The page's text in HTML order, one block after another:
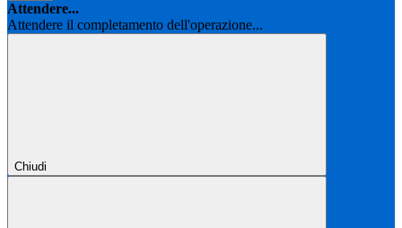
Attendere...
Attendere il completamento dell'operazione...
Chiudi